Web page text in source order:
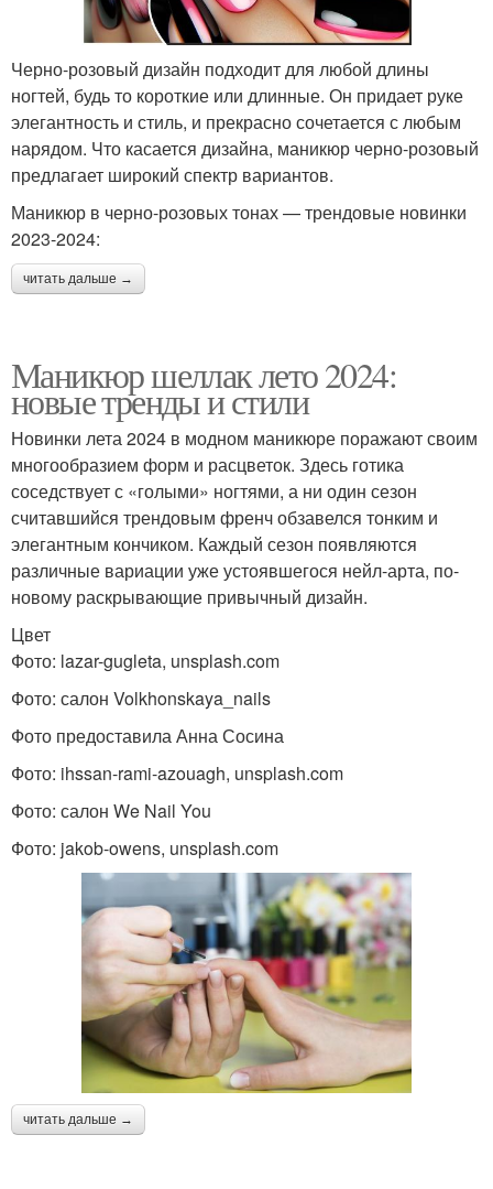
Черно-розовый дизайн подходит для любой длины
ногтей, будь то короткие или длинные. Он придает руке
элегантность и стиль, и прекрасно сочетается с любым
нарядом. Что касается дизайна, маникюр черно-розовый
предлагает широкий спектр вариантов.
Маникюр в черно-розовых тонах — трендовые новинки
2023-2024:
читать дальше →
Маникюр шеллак лето 2024:
новые тренды и стили
Новинки лета 2024 в модном маникюре поражают своим
многообразием форм и расцветок. Здесь готика
соседствует с «голыми» ногтями, а ни один сезон
считавшийся трендовым френч обзавелся тонким и
элегантным кончиком. Каждый сезон появляются
различные вариации уже устоявшегося нейл-арта, по-
новому раскрывающие привычный дизайн.
Цвет
Фото: lazar-gugleta, unsplash.com
Фото: салон Volkhonskaya_nails
Фото предоставила Анна Сосина
Фото: ihssan-rami-azouagh, unsplash.com
Фото: салон We Nail You
Фото: jakob-owens, unsplash.com
читать дальше →